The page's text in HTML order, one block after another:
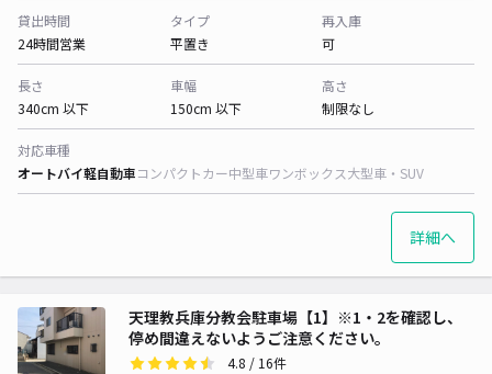
貸出時間
24時間営業
タイプ
平置き
再入庫
可
長さ
340cm 以下
車幅
150cm 以下
高さ
制限なし
対応車種
オートバイ軽自動車コンパクトカー中型車ワンボックス大型車・SUV
詳細へ
天理教兵庫分教会駐車場【1】※1・2を確認し、
停め間違えないようご注意ください。
4.8 / 16件